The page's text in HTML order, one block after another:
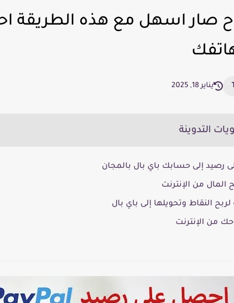
صار اسهل مع هذه
يناير 18, 2025
التدوينة
رصيد إلى حسابك باي بال بالمجان
المال من الإنترنت
النقاط وتحويلها إلى باي بال
من الإنترنت